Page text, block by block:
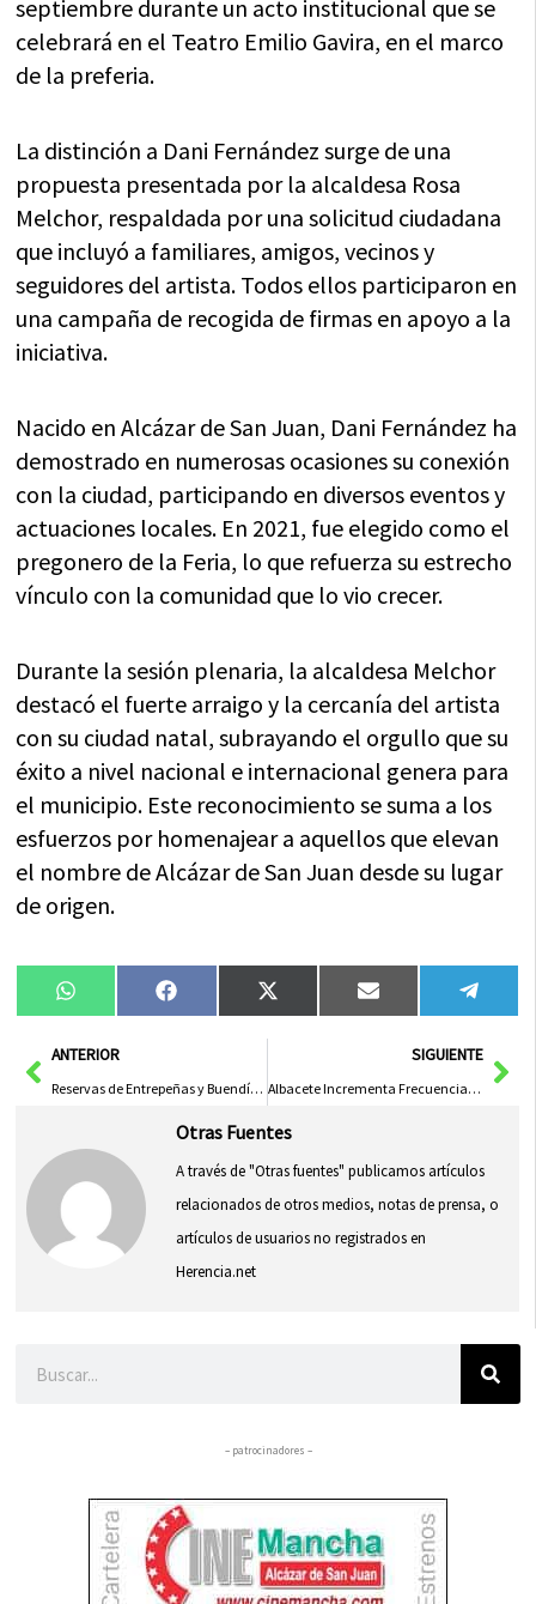
septiembre durante un acto institucional que se
celebrará en el Teatro Emilio Gavira, en el marco
de la preferia.
La distinción a Dani Fernández surge de una
propuesta presentada por la alcaldesa Rosa
Melchor, respaldada por una solicitud ciudadana
que incluyó a familiares, amigos, vecinos y
seguidores del artista. Todos ellos participaron en
una campaña de recogida de firmas en apoyo a la
iniciativa.
Nacido en Alcázar de San Juan, Dani Fernández ha
demostrado en numerosas ocasiones su conexión
con la ciudad, participando en diversos eventos y
actuaciones locales. En 2021, fue elegido como el
pregonero de la Feria, lo que refuerza su estrecho
vínculo con la comunidad que lo vio crecer.
Durante la sesión plenaria, la alcaldesa Melchor
destacó el fuerte arraigo y la cercanía del artista
con su ciudad natal, subrayando el orgullo que su
éxito a nivel nacional e internacional genera para
el municipio. Este reconocimiento se suma a los
esfuerzos por homenajear a aquellos que elevan
el nombre de Alcázar de San Juan desde su lugar
de origen.
Compartir
en
WhatsAppCompartir
en
FacebookCompartir
en
X
(Twitter)
Compartir
en
Email
en
AntANTERIOR
Reservas de Entrepeñas y Buendía Caen al 61,22% de Capacidad
SIGUIENTE
Albacete Incrementa Frecuencia de Recogida de Residuos con Apoyo de Diputación
Otras Fuentes
A través de "Otras fuentes" publicamos artículos
relacionados de otros medios, notas de prensa, o
artículos de usuarios no registrados en
Herencia.net
– patrocinadores –